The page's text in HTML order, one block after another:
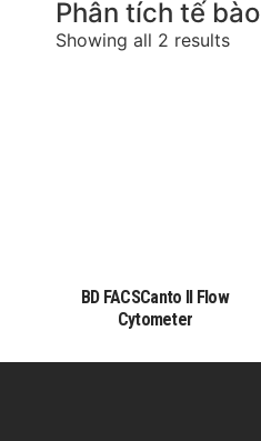
Phân tích tế
Showing all 2 results
BD FACSCanto II Flow
Cytometer